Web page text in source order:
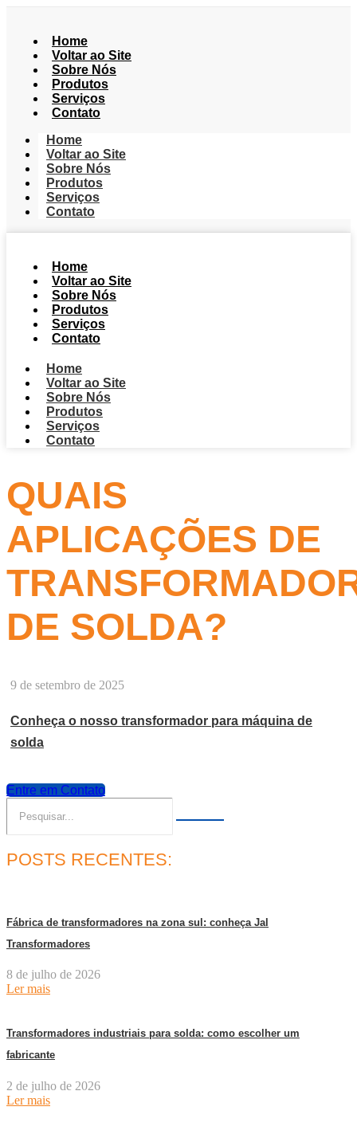
Home
Voltar ao Site
Sobre Nós
Produtos
Serviços
Contato
Home
Voltar ao Site
Sobre Nós
Produtos
Serviços
Contato
Home
Voltar ao Site
Sobre Nós
Produtos
Serviços
Contato
Home
Voltar ao Site
Sobre Nós
Produtos
Serviços
Contato
QUAIS
APLICAÇÕES DE
DE SOLDA?
9 de setembro de 2025
Conheça o nosso transformador para máquina de
solda
Entre em Contato
POSTS RECENTES:
Fábrica de transformadores na zona sul: conheça Jal
Transformadores
8 de julho de 2026
Ler mais
Transformadores industriais para solda: como escolher um
fabricante
2 de julho de 2026
Ler mais